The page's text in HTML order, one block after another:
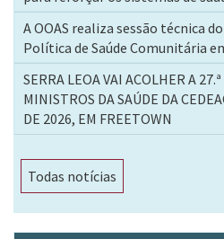
A OOAS realiza sessão técnica
Política de Saúde Comunitária
SERRA LEOA VAI ACOLHER A
MINISTROS DA SAÚDE DA
DE 2026, EM FREETOWN
Todas notícias